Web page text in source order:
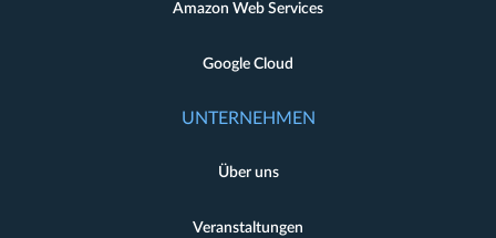
Amazon Web Services
Google Cloud
UNTERNEHMEN
Über uns
Veranstaltungen